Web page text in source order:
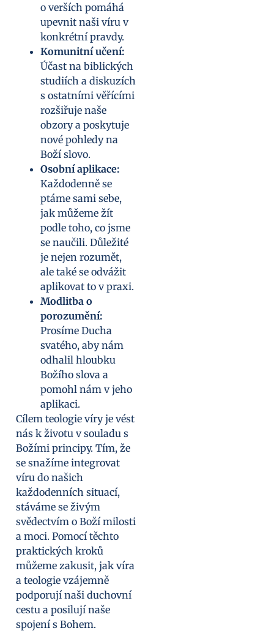
o verších pomáhá
upevnit naši víru v
konkrétní pravdy.
Komunitní učení:
Účast na biblických
studiích a diskuzích
s ostatními věřícími
rozšiřuje naše
obzory a poskytuje
nové pohledy na
Boží slovo.
Osobní aplikace:
Každodenně se
ptáme sami sebe,
jak můžeme žít
podle toho, co jsme
se naučili. Důležité
je nejen rozumět,
ale také se odvážit
aplikovat to v praxi.
Modlitba o
porozumění:
Prosíme Ducha
svatého, aby nám
odhalil hloubku
Božího slova a
pomohl nám v jeho
aplikaci.
Cílem teologie víry je vést
nás k životu v souladu s
Božími principy. Tím, že
se snažíme integrovat
víru do našich
každodenních situací,
stáváme se živým
svědectvím o Boží milosti
a moci. Pomocí těchto
praktických kroků
můžeme zakusit, jak víra
a teologie vzájemně
podporují naši duchovní
cestu a posilují naše
spojení s Bohem.